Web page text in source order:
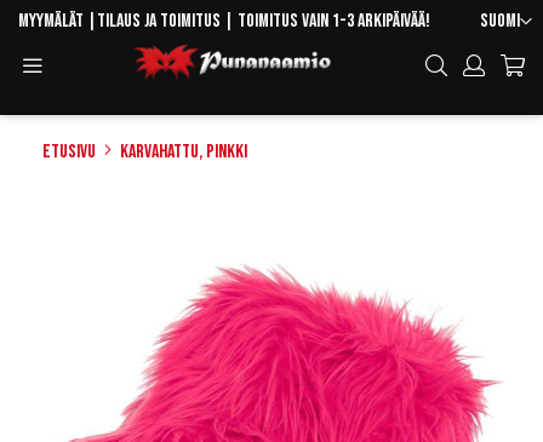
Skip
Content
Kieli
Suomi
Myymälät Tilaus ja toimitus | Toimitus vain 1-3 arkipäivää!
Hae
Etusivu Karvahattu, pinkki